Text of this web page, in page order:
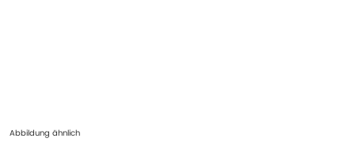
Abbildung ähnlich